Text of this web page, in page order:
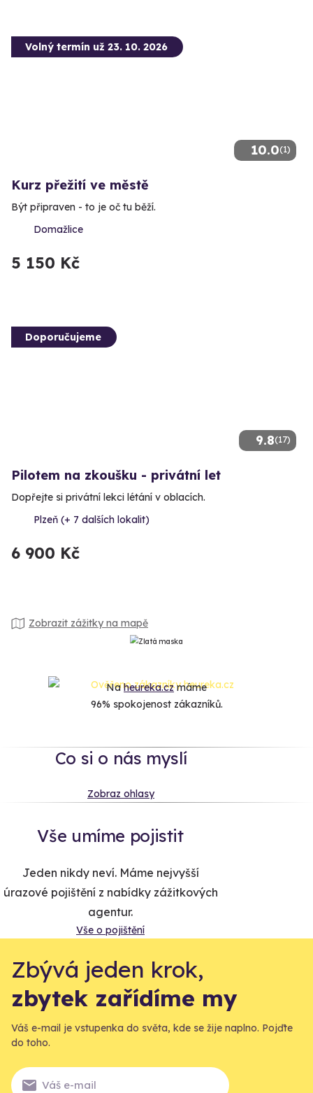
10.0(1)
Volný termín už 23. 10. 2026
Kurz přežití ve městě
Být připraven - to je oč tu běží.
Domažlice
5 150 Kč
9.8(17)
Doporučujeme
Pilotem na zkoušku - privátní let
Dopřejte si privátní lekci létání v oblacích.
Plzeň (+ 7 dalších lokalit)
6 900 Kč
Zobrazit zážitky na mapě
Naheureka.czmáme
96% spokojenost zákazníků.
Co si o nás myslí
Zobraz ohlasy
Vše umíme pojistit
Jeden nikdy neví. Máme nejvyšší
úrazové pojištění z nabídky zážitkových
agentur.
Vše o pojištění
Zbývá jeden krok,
zbytek zařídíme my
Váš e-mail je vstupenka do světa, kde se žije naplno. Pojďte
do toho.